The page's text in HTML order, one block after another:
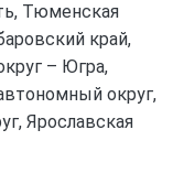
Тюменская
край,
– Югра,
округ,
Ярославская